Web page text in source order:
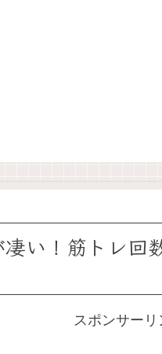
い！筋トレ回
スポンサーリ